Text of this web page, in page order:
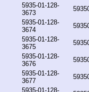
5935-01-128-
3673
5935-01-128-
3674
5935-01-128-
3675
5935-01-128-
3676
5935-01-128-
3677
5935-01-128-